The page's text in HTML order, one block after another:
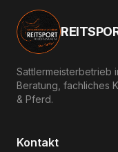
Sattlermeisterbetrieb
Beratung, fachliches
& Pferd.
Kontakt